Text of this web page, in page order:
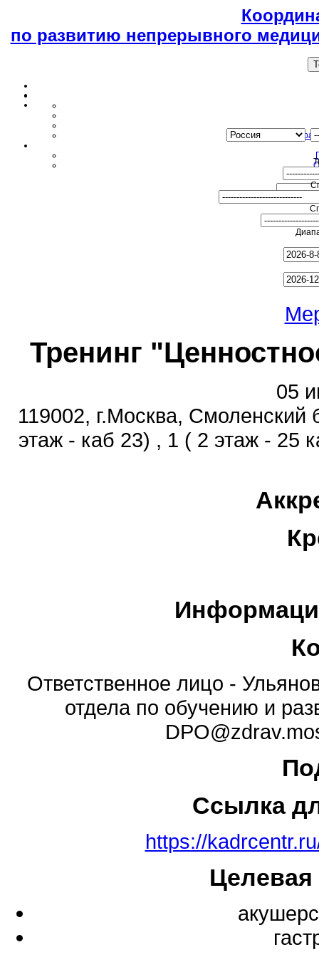
по развитию непрерывного
Тренинг
05
119002, г.Москва,
этаж - каб 23) , 1 ( 2 этаж - 25
Ответственное лицо -
отдела по обучению и
Ссылка
https://